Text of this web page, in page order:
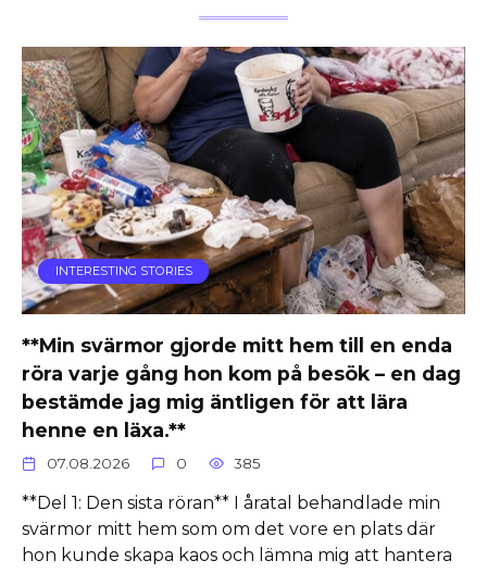
INTERESTING STORIES
**Min svärmor gjorde mitt hem till en enda
röra varje gång hon kom på besök – en dag
bestämde jag mig äntligen för att lära
henne en läxa.**
07.08.2026 0 385
**Del 1: Den sista röran** I åratal behandlade min
svärmor mitt hem som om det vore en plats där
hon kunde skapa kaos och lämna mig att hantera